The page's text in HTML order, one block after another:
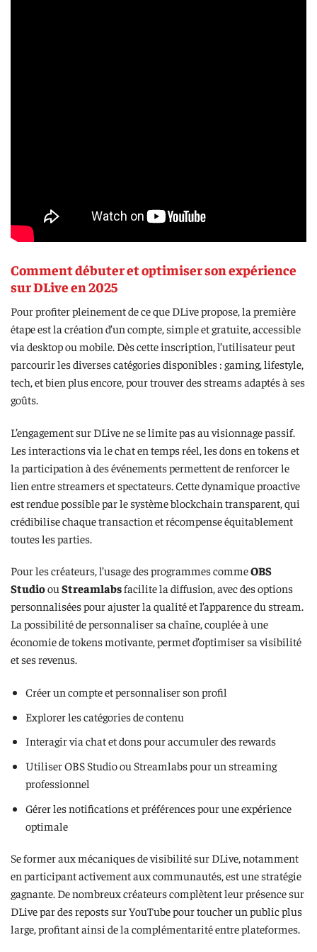
Comment débuter et optimiser son expérience
sur DLive en 2025
Pour profiter pleinement de ce que DLive propose, la première
étape est la création d’un compte, simple et gratuite, accessible
via desktop ou mobile. Dès cette inscription, l’utilisateur peut
parcourir les diverses catégories disponibles : gaming, lifestyle,
tech, et bien plus encore, pour trouver des streams adaptés à ses
goûts.
L’engagement sur DLive ne se limite pas au visionnage passif.
Les interactions via le chat en temps réel, les dons en tokens et
la participation à des événements permettent de renforcer le
lien entre streamers et spectateurs. Cette dynamique proactive
est rendue possible par le système blockchain transparent, qui
crédibilise chaque transaction et récompense équitablement
toutes les parties.
Pour les créateurs, l’usage des programmes commeOBS
Studioou Streamlabsfacilite la diffusion, avec des options
personnalisées pour ajuster la qualité et l’apparence du stream.
La possibilité de personnaliser sa chaîne, couplée à une
économie de tokens motivante, permet d’optimiser sa visibilité
et ses revenus.
Créer un compte et personnaliser son profil
Explorer les catégories de contenu
Interagir via chat et dons pour accumuler des rewards
Utiliser OBS Studio ou Streamlabs pour un streaming
professionnel
Gérer les notifications et préférences pour une expérience
optimale
Se former aux mécaniques de visibilité sur DLive, notamment
en participant activement aux communautés, est une stratégie
gagnante. De nombreux créateurs complètent leur présence sur
DLive par des reposts sur YouTube pour toucher un public plus
large, profitant ainsi de la complémentarité entre plateformes.